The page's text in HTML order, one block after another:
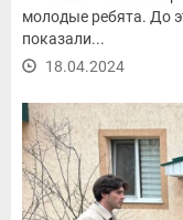
молодые ребята. До
показали...
18.04.2024